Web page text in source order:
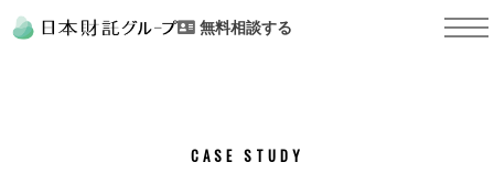
無料相談する
CASE STUDY